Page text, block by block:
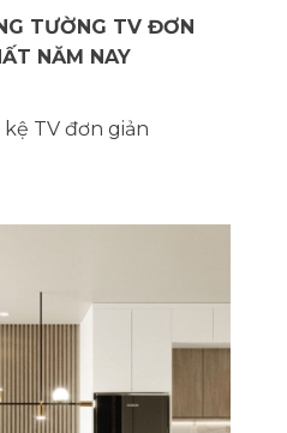
TƯỜNG TV ĐƠN
NĂM NAY
TV đơn giản